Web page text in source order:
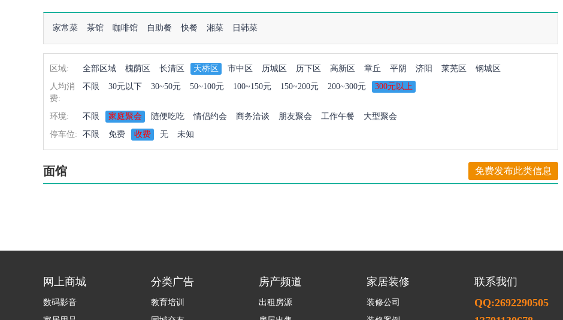
客服QQ:2692290505
充100送20
家常菜 茶馆 咖啡馆 自助餐 快餐 湘菜 日韩菜
区域: 全部区域 槐荫区 长清区 天桥区 市中区 历城区 历下区 高新区 章丘 平阴 济阳 莱芜区
钢城区
人均消
费:
不限 30元以下 30~50元 50~100元 100~150元 150~200元 200~300元 300元以上
环境: 不限 家庭聚会 随便吃吃 情侣约会 商务洽谈 朋友聚会 工作午餐
大型聚会
停车位:
不限 免费 收费 无 未知
面馆 免费发布此类信息
网上商城
数码影音
分类广告
教育培训
房产频道
出租房源
家居装修
装修公司
联系我们
QQ:2692290505